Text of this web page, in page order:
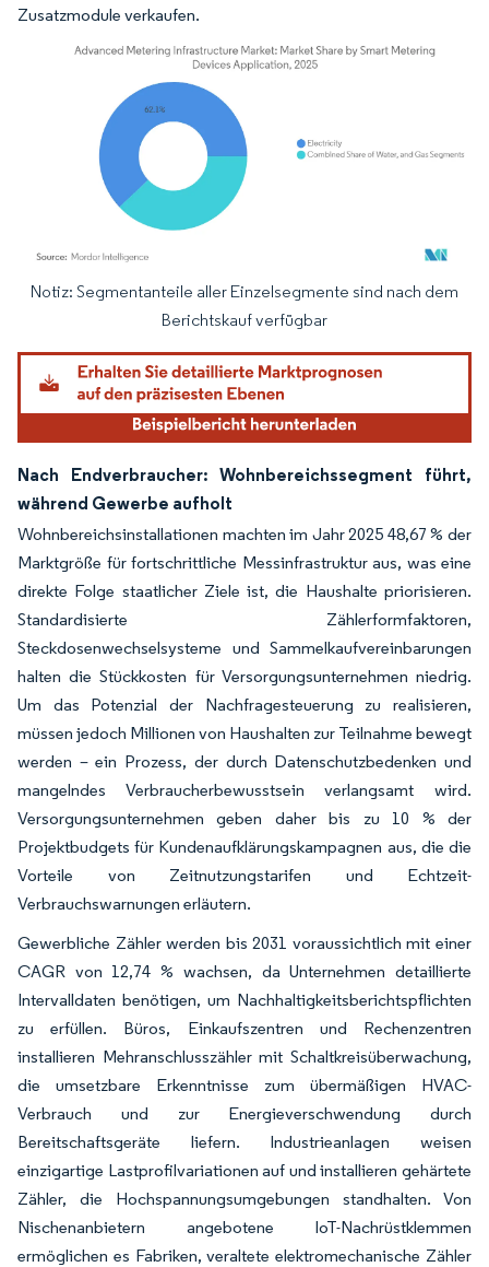
Zusatzmodule verkaufen.
Bild © Mordor Intelligence. Wiederverwendung erfordert Namensnennung
Notiz: Segmentanteile aller Einzelsegmente sind nach dem
Berichtskauf verfügbar
Nach Endverbraucher: Wohnbereichssegment führt,
während Gewerbe aufholt
Wohnbereichsinstallationen machten im Jahr 2025 48,67 % der
Marktgröße für fortschrittliche Messinfrastruktur aus, was eine
direkte Folge staatlicher Ziele ist, die Haushalte priorisieren.
Standardisierte Zählerformfaktoren,
Steckdosenwechselsysteme und Sammelkaufvereinbarungen
halten die Stückkosten für Versorgungsunternehmen niedrig.
Um das Potenzial der Nachfragesteuerung zu realisieren,
müssen jedoch Millionen von Haushalten zur Teilnahme bewegt
werden – ein Prozess, der durch Datenschutzbedenken und
mangelndes Verbraucherbewusstsein verlangsamt wird.
Versorgungsunternehmen geben daher bis zu 10 % der
Projektbudgets für Kundenaufklärungskampagnen aus, die die
Vorteile von Zeitnutzungstarifen und Echtzeit-
Verbrauchswarnungen erläutern.
Gewerbliche Zähler werden bis 2031 voraussichtlich mit einer
CAGR von 12,74 % wachsen, da Unternehmen detaillierte
Intervalldaten benötigen, um Nachhaltigkeitsberichtspflichten
zu erfüllen. Büros, Einkaufszentren und Rechenzentren
installieren Mehranschlusszähler mit Schaltkreisüberwachung,
die umsetzbare Erkenntnisse zum übermäßigen HVAC-
Verbrauch und zur Energieverschwendung durch
Bereitschaftsgeräte liefern. Industrieanlagen weisen
einzigartige Lastprofilvariationen auf und installieren gehärtete
Zähler, die Hochspannungsumgebungen standhalten. Von
Nischenanbietern angebotene IoT-Nachrüstklemmen
ermöglichen es Fabriken, veraltete elektromechanische Zähler